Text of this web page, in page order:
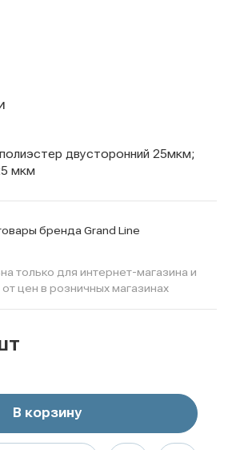
полиэстер двусторонний 25мкм;
мкм
бренда Grand Line
только для интернет-магазина и
цен в розничных магазинах
В корзину